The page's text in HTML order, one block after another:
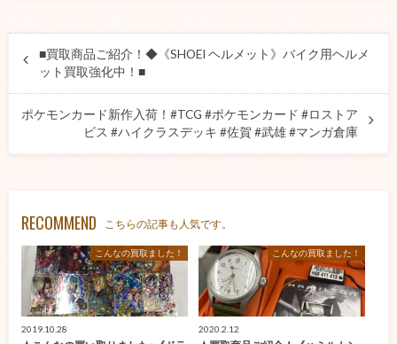
■買取商品ご紹介！◆《SHOEI ヘルメット》バイク用ヘルメ
ット買取強化中！■
ポケモンカード新作入荷！#TCG #ポケモンカード #ロストア
ビス #ハイクラスデッキ #佐賀 #武雄 #マンガ倉庫
RECOMMEND こちらの記事も人気です。
こんなの買取ました！
2019.10.28
こんなの買取ました！
2020.2.12